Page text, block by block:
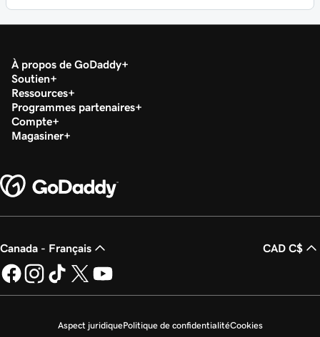
À propos de GoDaddy
Soutien
Ressources
Programmes partenaires
Compte
Magasiner
Canada - Français CAD C$
Aspect juridiquePolitique de confidentialitéCookies